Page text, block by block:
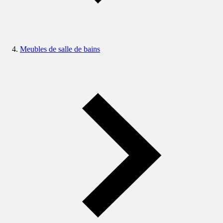
Meubles de salle de bains